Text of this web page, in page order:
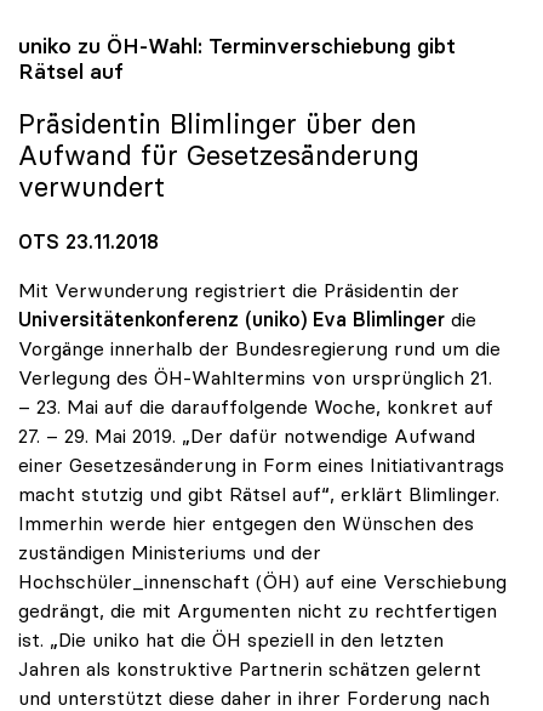
uniko zu ÖH-Wahl: Terminverschiebung gibt
Rätsel auf
Präsidentin Blimlinger über den
Aufwand für Gesetzesänderung
verwundert
OTS 23.11.2018
Mit Verwunderung registriert die Präsidentin der
Universitätenkonferenz (uniko) Eva Blimlinger die
Vorgänge innerhalb der Bundesregierung rund um die
Verlegung des ÖH-Wahltermins von ursprünglich 21.
– 23. Mai auf die darauffolgende Woche, konkret auf
27. – 29. Mai 2019. „Der dafür notwendige Aufwand
einer Gesetzesänderung in Form eines Initiativantrags
macht stutzig und gibt Rätsel auf“, erklärt Blimlinger.
Immerhin werde hier entgegen den Wünschen des
zuständigen Ministeriums und der
Hochschüler_innenschaft (ÖH) auf eine Verschiebung
gedrängt, die mit Argumenten nicht zu rechtfertigen
ist. „Die uniko hat die ÖH speziell in den letzten
Jahren als konstruktive Partnerin schätzen gelernt
und unterstützt diese daher in ihrer Forderung nach